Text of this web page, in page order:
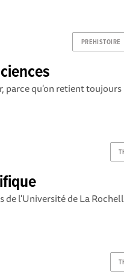
PREHISTOIRE
parce qu'on retient
l'Université de La